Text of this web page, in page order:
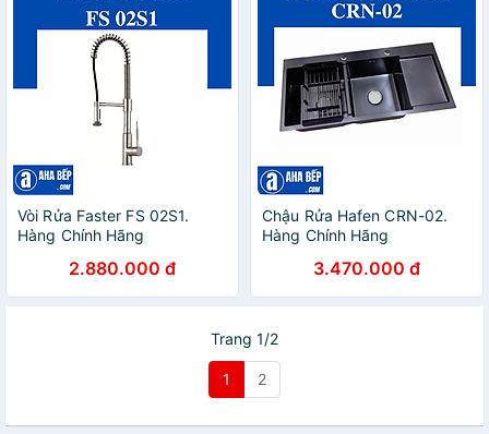
Vòi Rửa Faster FS 02S1.
Hàng Chính Hãng
2.880.000 đ
Chậu Rửa Hafen CRN-02.
Hàng Chính Hãng
3.470.000 đ
Trang 1/2
1 2